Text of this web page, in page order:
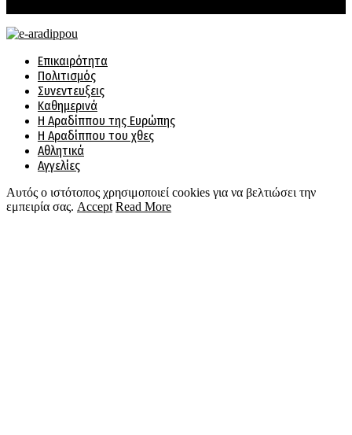
Επικαιρότητα
Πολιτισμός
Συνεντευξεις
Καθημερινά
Η Αραδίππου της Ευρώπης
Η Αραδίππου του χθες
Αθλητικά
Αγγελίες
Αυτός ο ιστότοπος χρησιμοποιεί cookies για να βελτιώσει την
εμπειρία σας. Accept Read More